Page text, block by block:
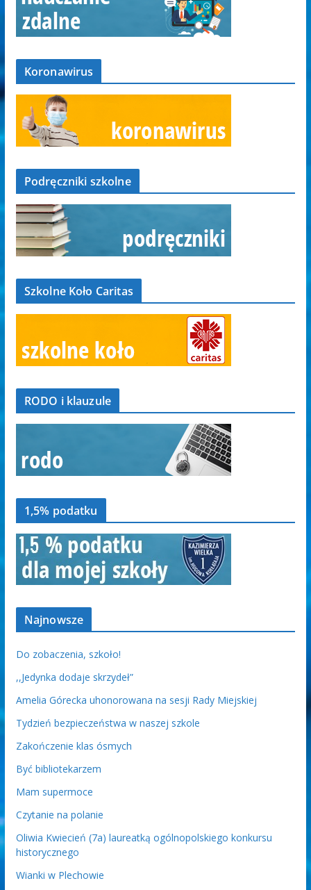
Koronawirus
Podręczniki szkolne
Szkolne Koło Caritas
RODO i klauzule
1,5% podatku
Najnowsze
Do zobaczenia, szkoło!
,,Jedynka dodaje skrzydeł”
Amelia Górecka uhonorowana na sesji Rady Miejskiej
Tydzień bezpieczeństwa w naszej szkole
Zakończenie klas ósmych
Być bibliotekarzem
Mam supermoce
Czytanie na polanie
Oliwia Kwiecień (7a) laureatką ogólnopolskiego konkursu
historycznego
Wianki w Plechowie